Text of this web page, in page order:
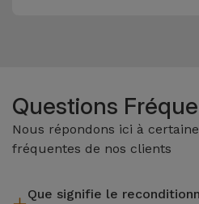
Questions
Nous répondons ici à
fréquentes de nos clients
Que signifie le